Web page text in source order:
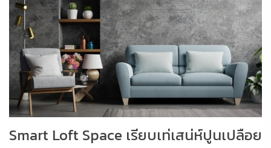
Smart Loft Space เรียบเท่เสน่ห์ปูนเปลือย